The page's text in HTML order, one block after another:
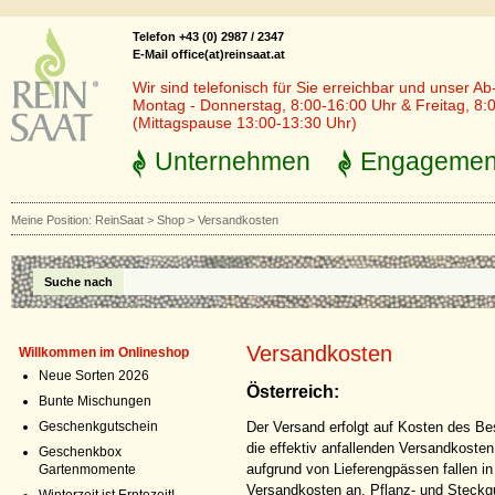
Telefon +43 (0) 2987 / 2347
E-Mail office(at)reinsaat.at
Wir sind telefonisch für Sie erreichbar und unser
Montag - Donnerstag, 8:00-16:00 Uhr & Freitag,
(Mittagspause 13:00-13:30 Uhr)
Unternehmen
Meine Position: ReinSaat > Shop > Versandkosten
Suche nach
Willkommen im Onlineshop
Neue Sorten 2026
Bunte Mischungen
Geschenkgutschein
Geschenkbox
Gartenmomente
Versandkosten
Österreich:
Der Versand erfolgt auf Kosten des
die effektiv anfallenden
aufgrund von Lieferengpässen fallen
Versandkosten an. Pflanz- und